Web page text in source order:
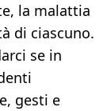
la malattia
di ciascuno.
se in
gesti e